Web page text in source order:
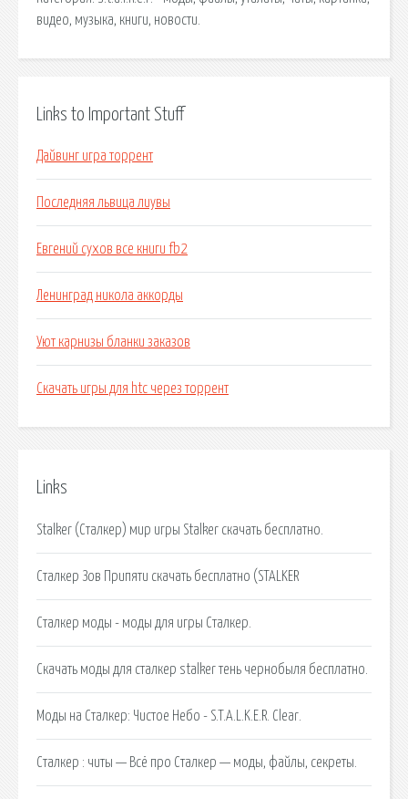
видео, музыка, книги, новости.
Links to Important Stuff
Дайвинг игра торрент
Последняя львица лиувы
Евгений сухов все книги fb2
Ленинград никола аккорды
Уют карнизы бланки заказов
Скачать игры для htc через торрент
Links
Stalker (Сталкер) мир игры Stalker скачать бесплатно.
Сталкер Зов Припяти скачать бесплатно (STALKER
Сталкер моды - моды для игры Сталкер.
Скачать моды для сталкер stalker тень чернобыля бесплатно.
Моды на Сталкер: Чистое Небо - S.T.A.L.K.E.R. Clear.
Сталкер : читы — Всё про Сталкер — моды, файлы, секреты.